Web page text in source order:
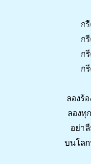
ก
ก
ก
ก
ลองร้
ลองทุ
อย่า
บนโล